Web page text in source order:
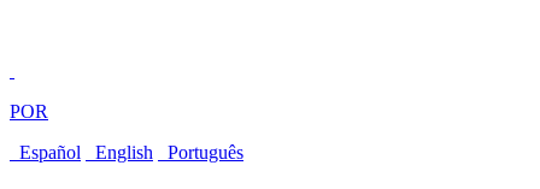
POR
Español
English Português